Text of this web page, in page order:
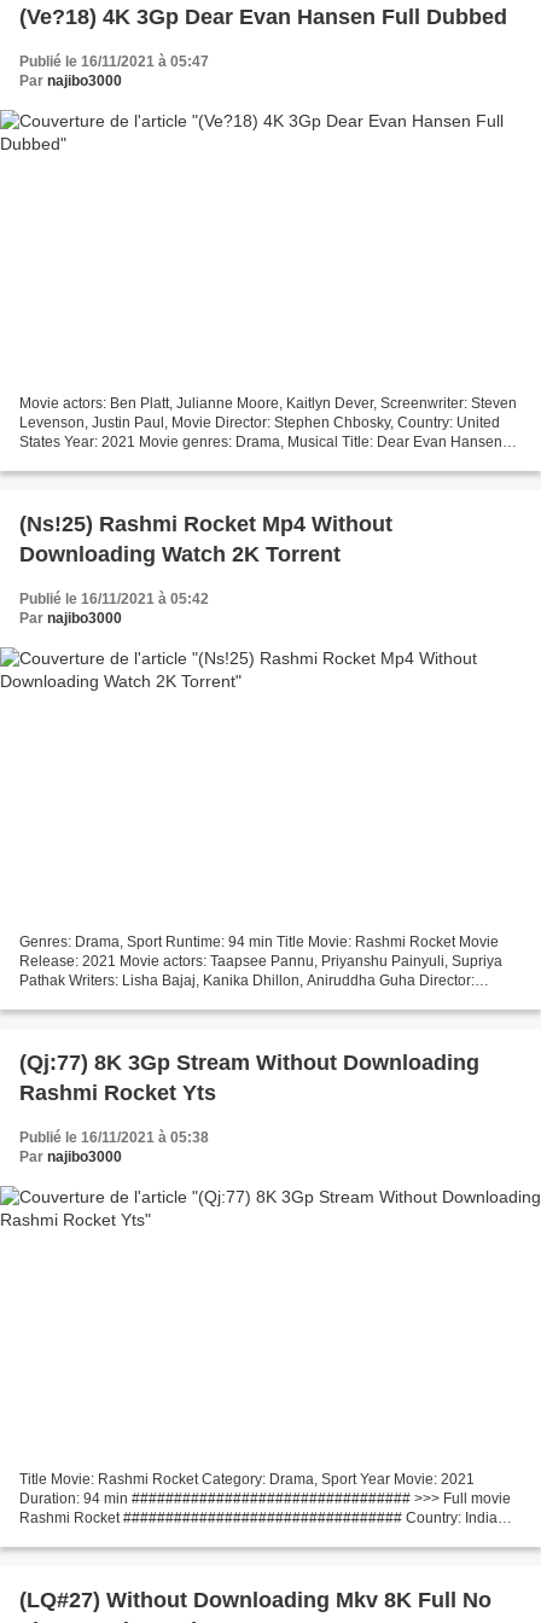
(Ve?18) 4K 3Gp Dear Evan Hansen Full Dubbed
Publié le 16/11/2021 à 05:47
Par najibo3000
Movie actors: Ben Platt, Julianne Moore, Kaitlyn Dever, Screenwriter: Steven
Levenson, Justin Paul, Movie Director: Stephen Chbosky, Country: United
States Year: 2021 Movie genres: Drama, Musical Title: Dear Evan Hansen
(Ns!25) Rashmi Rocket Mp4 Without
Downloading Watch 2K Torrent
Publié le 16/11/2021 à 05:42
Par najibo3000
Genres: Drama, Sport Runtime: 94 min Title Movie: Rashmi Rocket Movie
Release: 2021 Movie actors: Taapsee Pannu, Priyanshu Painyuli, Supriya
Pathak Writers: Lisha Bajaj, Kanika Dhillon, Aniruddha Guha Director:
(Qj:77) 8K 3Gp Stream Without Downloading
Rashmi Rocket Yts
Publié le 16/11/2021 à 05:38
Par najibo3000
Title Movie: Rashmi Rocket Category: Drama, Sport Year Movie: 2021
Duration: 94 min ################################# >>> Full movie
Rashmi Rocket ################################# Country: India
(LQ#27) Without Downloading Mkv 8K Full No